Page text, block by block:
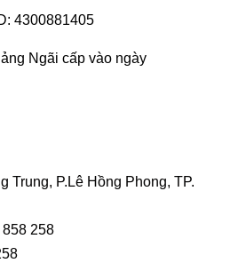
4300881405
Ngãi cấp vào ngày
Trung, P.Lê Hồng Phong, TP.
258